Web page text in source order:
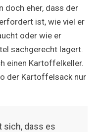
doch eher, dass der
ist, wie viel er
oder wie er
sachgerecht lagert.
einen Kartoffelkeller.
der Kartoffelsack nur
sich, dass es